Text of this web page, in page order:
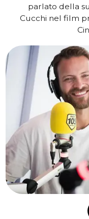
parlato della
Cucchi nel film